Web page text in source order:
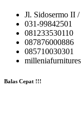
Jl. Sidosermo II
031-99842501
081233530110
087876000886
085710030301
Balas Cepat !!!